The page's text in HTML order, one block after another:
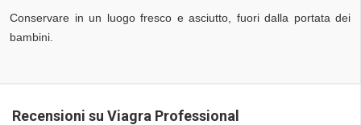
Conservare in un luogo fresco e asciutto, fuori dalla portata dei
bambini.
Recensioni su Viagra Professional